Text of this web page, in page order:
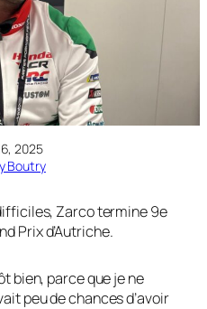
2025
Boutry
Zarco termine 9e
Prix d’Autriche.
bien, parce que je ne
peu de chances d’avoir